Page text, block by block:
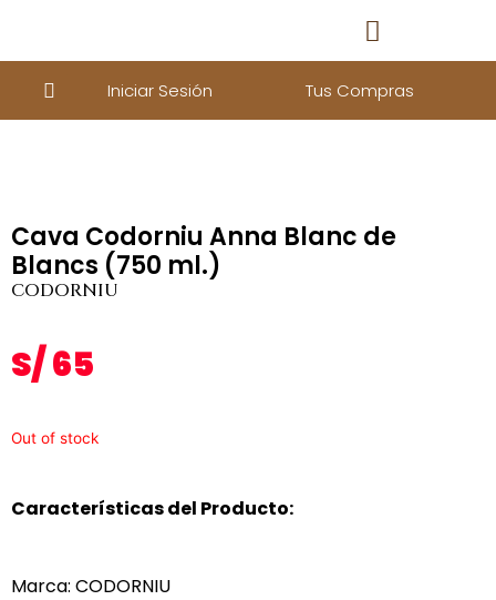
Iniciar Sesión Tus Compras
Cava Codorniu Anna Blanc de
Blancs (750 ml.)
CODORNIU
S/65
Out of stock
Características del Producto:
Marca: CODORNIU